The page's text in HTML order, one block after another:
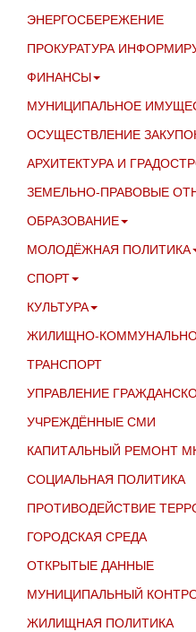
ЭНЕРГОСБЕРЕЖЕНИЕ
ПРОКУРАТУРА
ФИНАНСЫ
МУНИЦИПАЛЬНОЕ
ОСУЩЕСТВЛЕНИЕ
АРХИТЕКТУРА И
ЗЕМЕЛЬНО-ПРАВОВЫЕ
ОБРАЗОВАНИЕ
МОЛОДЁЖНАЯ ПОЛИТИКА
СПОРТ
КУЛЬТУРА
ЖИЛИЩНО-
ТРАНСПОРТ
УПРАВЛЕНИЕ
УЧРЕЖДЁННЫЕ СМИ
КАПИТАЛЬНЫЙ РЕМОНТ
СОЦИАЛЬНАЯ ПОЛИТИКА
ПРОТИВОДЕЙСТВИЕ
ГОРОДСКАЯ СРЕДА
ОТКРЫТЫЕ ДАННЫЕ
МУНИЦИПАЛЬНЫЙ
ЖИЛИЩНАЯ ПОЛИТИКА